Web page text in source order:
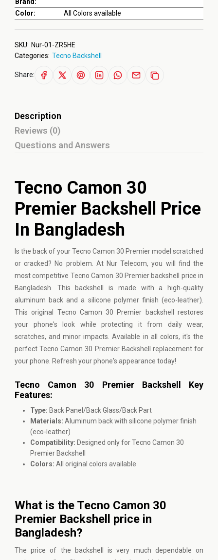
Color: All Colors available
SKU: Nur-01-ZR5HE
Categories: Tecno Backshell
Share:
Description
Reviews (0)
Questions and Answers
Tecno Camon 30
Premier Backshell Price
In Bangladesh
Is the back of your Tecno Camon 30 Premier model scratched
or cracked? No problem. At Nur Telecom, you will find the
most competitive Tecno Camon 30 Premier backshell price in
Bangladesh. This backshell is made with a high-quality
aluminum back and a silicone polymer finish (eco-leather).
This original Tecno Camon 30 Premier backshell restores
your phone's look while protecting it from daily wear,
scratches, and minor impacts. Available in all colors, it's the
perfect Tecno Camon 30 Premier Backshell replacement for
your phone. Refresh your phone's appearance today!
Tecno Camon 30 Premier Backshell Key
Features:
Type: Back Panel/Back Glass/Back Part
Materials: Aluminum back with silicone polymer finish
(eco-leather)
Compatibility: Designed only for Tecno Camon 30
Premier Backshell
Colors: All original colors available
What is the Tecno Camon 30
Premier Backshell price in
Bangladesh?
The price of the backshell is very much dependable on